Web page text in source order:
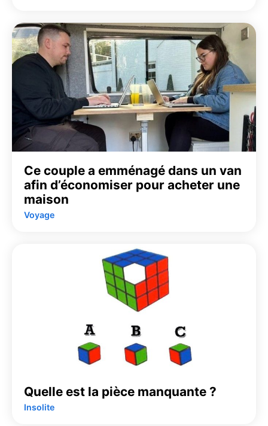
Ce couple a emménagé dans un van
afin d’économiser pour acheter une
maison
Voyage
Quelle est la pièce manquante ?
Insolite